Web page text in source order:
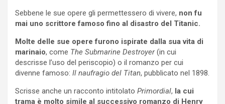
Sebbene le sue opere gli permettessero di vivere, non fu
mai uno scrittore famoso fino al disastro del Titanic.
Molte delle sue opere furono ispirate dalla sua vita di
marinaio, come The Submarine Destroyer(in cui
descrisse l’uso del periscopio) o il romanzo per cui
divenne famoso: Il naufragio del Titan, pubblicato nel 1898.
Scrisse anche un racconto intitolato Primordial, la cui
trama è molto simile al successivo romanzo di Henry